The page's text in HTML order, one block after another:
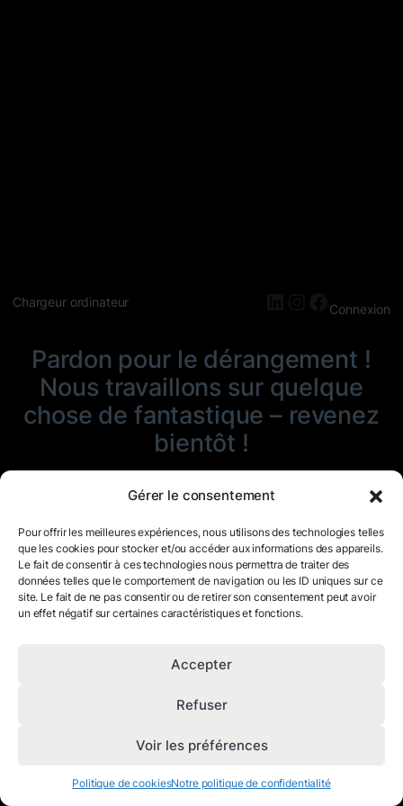
Gérer le consentement
Pour offrir les meilleures expériences, nous utilisons des technologies telles
que les cookies pour stocker et/ou accéder aux informations des appareils.
Le fait de consentir à ces technologies nous permettra de traiter des
données telles que le comportement de navigation ou les ID uniques sur ce
site. Le fait de ne pas consentir ou de retirer son consentement peut avoir
un effet négatif sur certaines caractéristiques et fonctions.
Accepter
Refuser
Voir les préférences
Politique de cookiesNotre politique de confidentialité
Chargeur ordinateur LinkedIn
Instagram
Connexion
Pardon pour le dérangement !
Nous travaillons sur quelque
chose de fantastique – revenez
bientôt !